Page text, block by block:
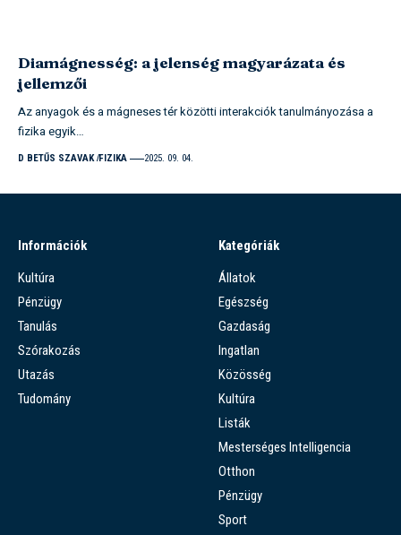
Diamágnesség: a jelenség magyarázata és
jellemzői
Az anyagok és a mágneses tér közötti interakciók tanulmányozása a
fizika egyik…
D BETŰS SZAVAK FIZIKA 2025. 09. 04.
Információk
Kultúra
Pénzügy
Tanulás
Szórakozás
Utazás
Tudomány
Kategóriák
Állatok
Egészség
Gazdaság
Ingatlan
Közösség
Kultúra
Listák
Mesterséges Intelligencia
Otthon
Pénzügy
Sport